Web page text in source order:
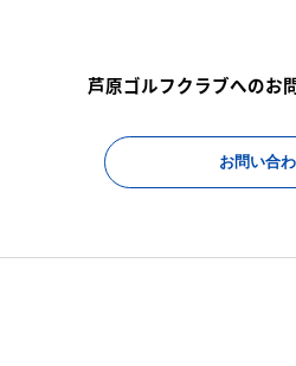
芦原ゴルフクラブへのお
お問い合